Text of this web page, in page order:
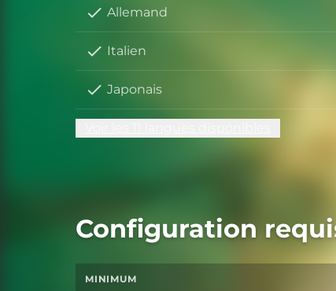
Allemand
Italien
Japonais
Configuration
MINIMUM